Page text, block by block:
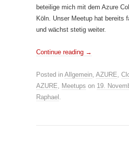
beteilige mich mit dem Azure
Köln. Unser Meetup hat bereits
und wächst stetig weiter.
Continue reading →
Posted in Allgemein, AZURE,
AZURE, Meetups on 19.
Raphael .